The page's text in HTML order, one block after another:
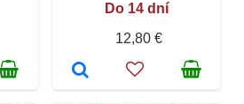
Do 14 dní
12,80 €